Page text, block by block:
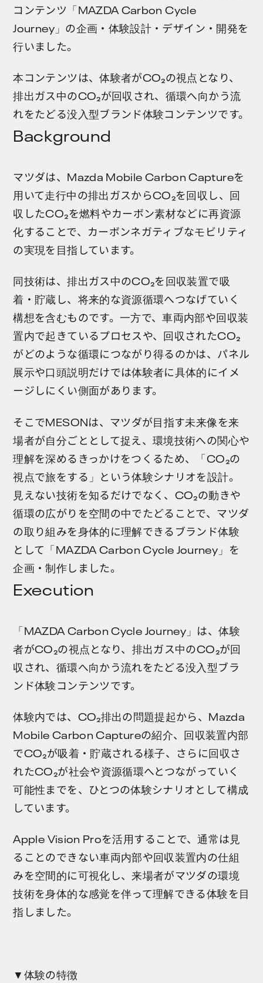
コンテンツ「MAZDA Carbon Cycle
Journey」の企画・体験設計・デザイン・開発を
行いました。
本コンテンツは、体験者がCO₂の視点となり、
排出ガス中のCO₂が回収され、循環へ向かう流
れをたどる没入型ブランド体験コンテンツです。
Background
マツダは、Mazda Mobile Carbon Captureを
用いて走行中の排出ガスからCO₂を回収し、回
収したCO₂を燃料やカーボン素材などに再資源
化することで、カーボンネガティブなモビリティ
の実現を目指しています。
同技術は、排出ガス中のCO₂を回収装置で吸
着・貯蔵し、将来的な資源循環へつなげていく
構想を含むものです。一方で、車両内部や回収装
置内で起きているプロセスや、回収されたCO₂
がどのような循環につながり得るのかは、パネル
展示や口頭説明だけでは体験者に具体的にイメ
ージしにくい側面があります。
そこでMESONは、マツダが目指す未来像を来
場者が自分ごととして捉え、環境技術への関心や
理解を深めるきっかけをつくるため、「CO₂の
視点で旅をする」という体験シナリオを設計。
見えない技術を知るだけでなく、CO₂の動きや
循環の広がりを空間の中でたどることで、マツダ
の取り組みを身体的に理解できるブランド体験
として「MAZDA Carbon Cycle Journey」を
企画・制作しました。
Execution
「MAZDA Carbon Cycle Journey」は、体験
者がCO₂の視点となり、排出ガス中のCO₂が回
収され、循環へ向かう流れをたどる没入型ブラ
ンド体験コンテンツです。
体験内では、CO₂排出の問題提起から、Mazda
Mobile Carbon Captureの紹介、回収装置内部
でCO₂が吸着・貯蔵される様子、さらに回収さ
れたCO₂が社会や資源循環へとつながっていく
可能性までを、ひとつの体験シナリオとして構成
しています。
Apple Vision Proを活用することで、通常は見
ることのできない車両内部や回収装置内の仕組
みを空間的に可視化し、来場者がマツダの環境
技術を身体的な感覚を伴って理解できる体験を目
指しました。
▼体験の特徴